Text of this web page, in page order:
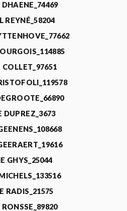
REYNÉ_58204
COLLET_97651
DUPREZ_3673
GHYS_25044
RADIS_21575